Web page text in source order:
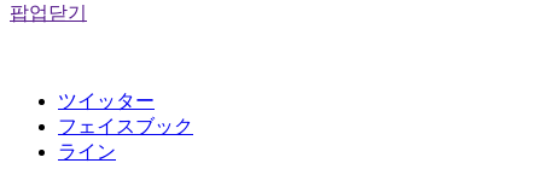
팝업닫기
ツイッター
フェイスブック
ライン